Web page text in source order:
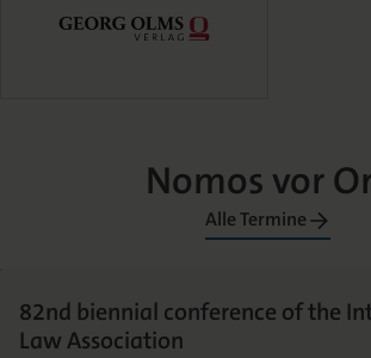
Nomos vor
Alle Termine
82nd biennial conference of the
Law Association